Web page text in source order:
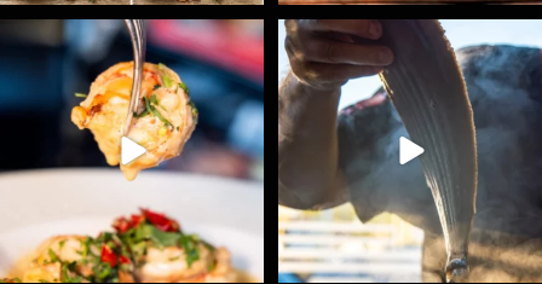
Spoustu podobných triků, které vám usnadní nejenom ...
9 0
Ryba na grilu je opravdu rychlá, a stejně tak